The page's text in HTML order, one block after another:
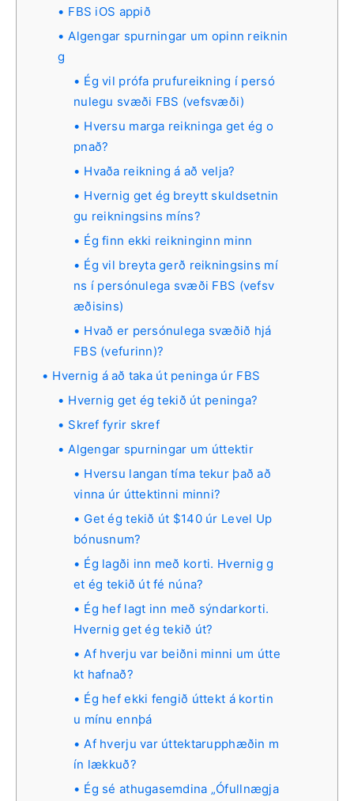
FBS iOS appið
Algengar spurningar um opinn reiknin
g
Ég vil prófa prufureikning í persó
nulegu svæði FBS (vefsvæði)
Hversu marga reikninga get ég o
pnað?
Hvaða reikning á að velja?
Hvernig get ég breytt skuldsetnin
gu reikningsins míns?
Ég finn ekki reikninginn minn
Ég vil breyta gerð reikningsins mí
ns í persónulega svæði FBS (vefsv
æðisins)
Hvað er persónulega svæðið hjá
FBS (vefurinn)?
Hvernig á að taka út peninga úr FBS
Hvernig get ég tekið út peninga?
Skref fyrir skref
Algengar spurningar um úttektir
Hversu langan tíma tekur það að
vinna úr úttektinni minni?
Get ég tekið út $140 úr Level Up
bónusnum?
Ég lagði inn með korti. Hvernig g
et ég tekið út fé núna?
Ég hef lagt inn með sýndarkorti.
Hvernig get ég tekið út?
Af hverju var beiðni minni um útte
kt hafnað?
Ég hef ekki fengið úttekt á kortin
u mínu ennþá
Af hverju var úttektarupphæðin m
ín lækkuð?
Ég sé athugasemdina „Ófullnægja